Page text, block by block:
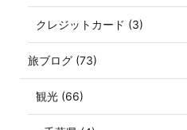
クレジットカード (3)
旅ブログ (73)
観光 (66)